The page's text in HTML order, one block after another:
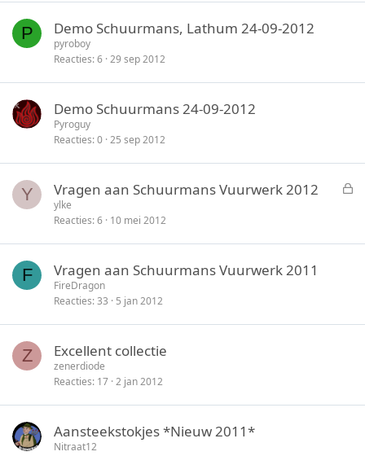
P Demo Schuurmans, Lathum 24-09-2012
pyroboy
Reacties 6 29 sep 2012
Demo Schuurmans 24-09-2012
Pyroguy
Reacties 0 25 sep 2012
Y
G
Vragen aan Schuurmans Vuurwerk 2012
ylke
Reacties 6 10 mei 2012
F Vragen aan Schuurmans Vuurwerk 2011
FireDragon
Reacties 33 5 jan 2012
Z Excellent collectie
zenerdiode
Reacties 17 2 jan 2012
Aansteekstokjes *Nieuw 2011*
Nitraat12